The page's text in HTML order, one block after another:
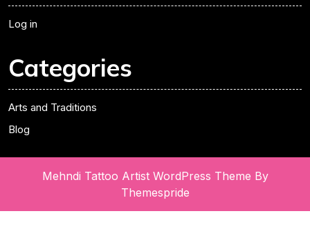
Log in
Categories
Arts and Traditions
Blog
Mehndi Tattoo Artist WordPress Theme By
Themespride